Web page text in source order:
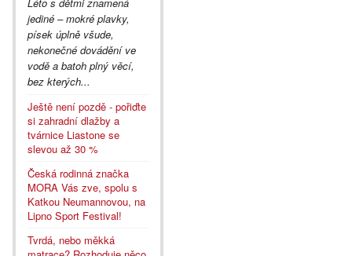
jediné – mokré plavky,
písek úplně všude,
nekonečné dovádění ve
vodě a batoh plný věcí,
bez kterých...
Ještě není pozdě - pořiďte
si zahradní dlažby a
tvárnice Liastone se
slevou až 30 %
Česká rodinná značka
MORA Vás zve, spolu s
Katkou Neumannovou, na
Lipno Sport Festival!
Tvrdá, nebo měkká